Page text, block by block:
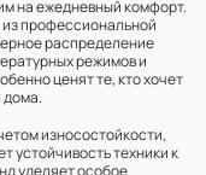
на ежедневный комфорт.
профессиональной
распределение
режимов и
ценят те, кто хочет
дома.
износостойкости,
устойчивость техники к
уделяет особое